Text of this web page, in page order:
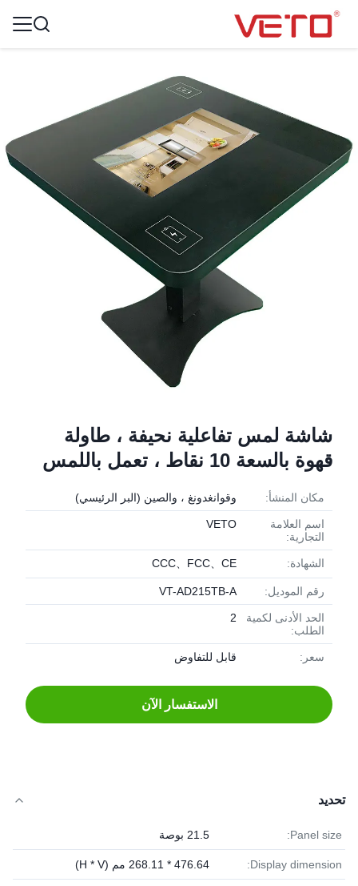
شاشة لمس تفاعلية نحيفة ، طاولة
قهوة بالسعة 10 نقاط ، تعمل باللمس
مكان المنشأ: وقوانغدونغ ، والصين (البر الرئيسي)
اسم العلامة
التجارية:
VETO
الشهادة: CCC、FCC、CE
رقم الموديل: VT-AD215TB-A
الحد الأدنى لكمية
الطلب:
2
سعر: قابل للتفاوض
الاستفسار الآن
تحديد
Panel size: 21.5 بوصة
Display dimension: 476.64 * 268.11 مم (H * V)